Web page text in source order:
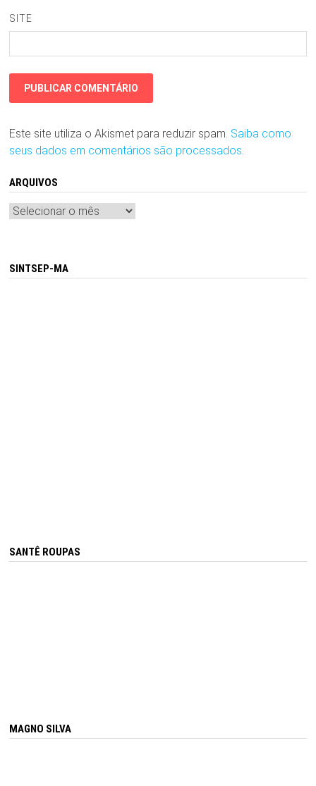
SITE
Este site utiliza o Akismet para reduzir spam. Saiba como
seus dados em comentários são processados.
ARQUIVOS
Arquivos
SINTSEP-MA
SANTÊ ROUPAS
MAGNO SILVA